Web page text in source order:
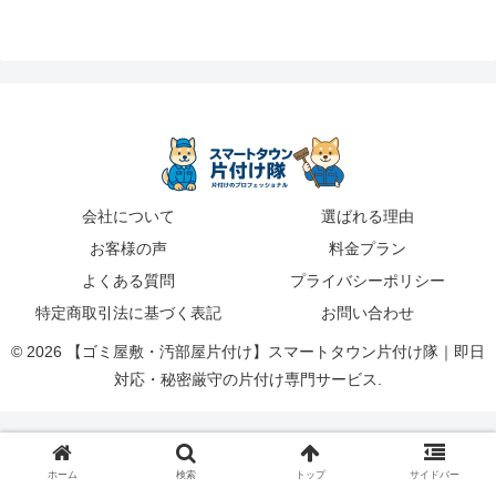
会社について
選ばれる理由
お客様の声
料金プラン
よくある質問
プライバシーポリシー
特定商取引法に基づく表記
お問い合わせ
© 2026 【ゴミ屋敷・汚部屋片付け】スマートタウン片付け隊｜即日
対応・秘密厳守の片付け専門サービス.
ホーム 検索 トップ サイドバー